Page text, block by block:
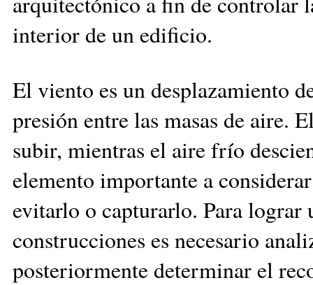
interior de un edificio.
El viento es un desplazamiento
presión entre las masas de aire.
subir, mientras el aire frío
elemento importante a
evitarlo o capturarlo. Para lograr
construcciones es necesario
posteriormente determinar el